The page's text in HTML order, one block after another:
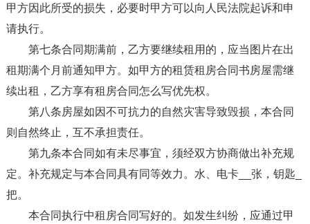
甲方因此所受的损失，必要时甲方可以向人民法院起诉和申
请执行。
第七条合同期满前，乙方要继续租用的，应当图片在出
租期满个月前通知甲方。如甲方的租赁租房合同书房屋需继
续出租，乙方享有租房合同怎么写优先权。
第八条房屋如因不可抗力的自然灾害导致毁损，本合同
则自然终止，互不承担责任。
第九条本合同如有未尽事宜，须经双方协商做出补充规
定。补充规定与本合同具有同等效力。水、电卡__张，钥匙_
把。
本合同执行中租房合同写好的。如发生纠纷，应通过甲